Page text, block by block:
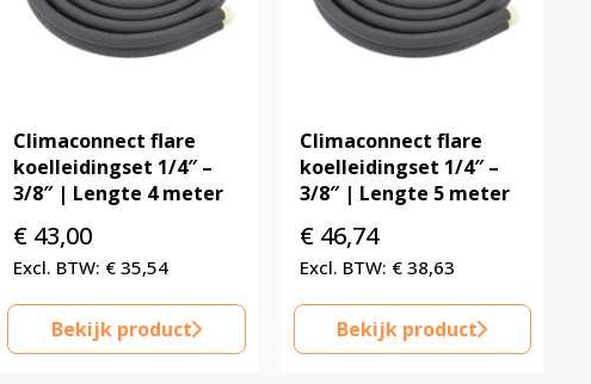
Climaconnect flare
koelleidingset 1/4″ –
3/8″ | Lengte 4 meter
€ 43,00
€ 35,54
Bekijk product
Climaconnect flare
koelleidingset 1/4″ –
3/8″ | Lengte 5 meter
€46,74
€38,63
Bekijk product